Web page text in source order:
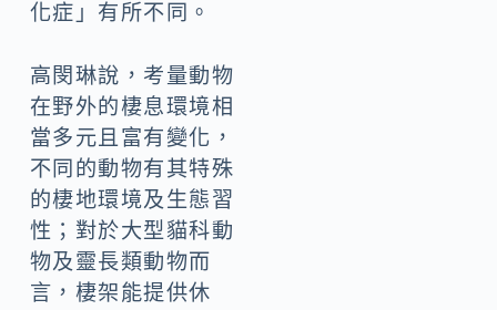
化症」有所不同。
高閔琳說，考量動物
在野外的棲息環境相
當多元且富有變化，
不同的動物有其特殊
的棲地環境及生態習
性；對於大型貓科動
物及靈長類動物而
言，棲架能提供休